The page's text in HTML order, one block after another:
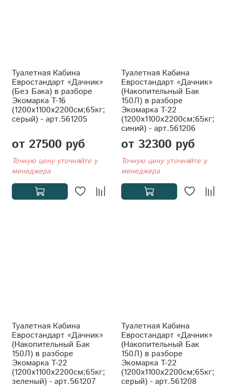
Туалетная Кабина
Евростандарт «Дачник»
(Без Бака) в разборе
Экомарка T-16
(1200x1100x2200см;65кг;
серый) - арт.561205
от 27500 руб
Точную цену уточняйте у
менеджера
Туалетная Кабина
Евростандарт «Дачник»
(Накопительный Бак
150Л) в разборе
Экомарка T-22
(1200x1100x2200см;65кг;
синий) - арт.561206
от 32300 руб
Точную цену уточняйте у
менеджера
Туалетная Кабина
Евростандарт «Дачник»
(Накопительный Бак
150Л) в разборе
Экомарка T-22
(1200x1100x2200см;65кг;
зеленый) - арт.561207
Туалетная Кабина
Евростандарт «Дачник»
(Накопительный Бак
150Л) в разборе
Экомарка T-22
(1200x1100x2200см;65кг;
серый) - арт.561208